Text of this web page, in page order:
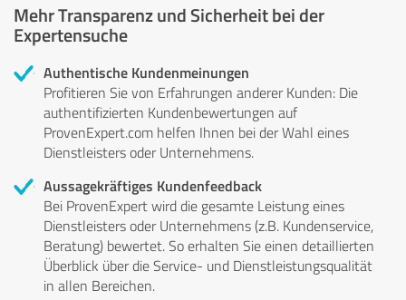
Mehr Transparenz und Sicherheit bei der
Expertensuche
Authentische Kundenmeinungen
Profitieren Sie von Erfahrungen anderer Kunden: Die
authentifizierten Kundenbewertungen auf
ProvenExpert.com helfen Ihnen bei der Wahl eines
Dienstleisters oder Unternehmens.
Aussagekräftiges Kundenfeedback
Bei ProvenExpert wird die gesamte Leistung eines
Dienstleisters oder Unternehmens (z.B. Kundenservice,
Beratung) bewertet. So erhalten Sie einen detaillierten
Überblick über die Service- und Dienstleistungsqualität
in allen Bereichen.